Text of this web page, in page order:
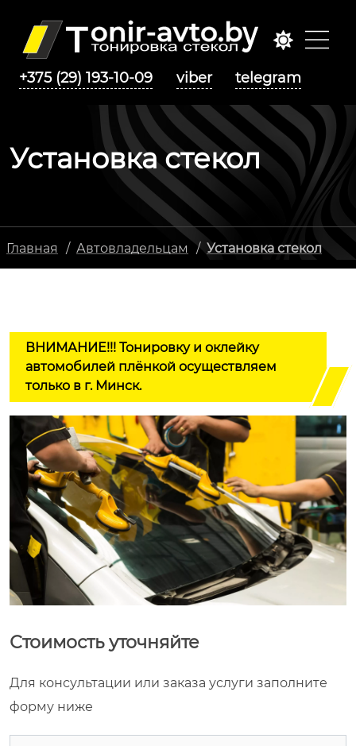
+375 (29) 193-10-09 viber telegram
Установка стекол
Главная / Автовладельцам / Установка стекол
ВНИМАНИЕ!!! Тонировку и оклейку
автомобилей плёнкой осуществляем
только в г. Минск.
Стоимость уточняйте
Для консультации или заказа услуги заполните
форму ниже